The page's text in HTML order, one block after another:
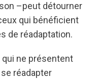
–peut détourner
qui bénéficient
de réadaptation.
ne présentent
réadapter